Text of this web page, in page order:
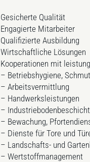
Gesicherte Qualität
Engagierte Mitarbeiter
Qualifizierte Ausbildung
Wirtschaftliche Lösungen
Kooperationen mit
– Betriebshygiene,
– Arbeitsvermittlung
– Handwerksleistungen
–
– Bewachung,
– Dienste für Tore und
– Landschafts- und
– Wertstoffmanagement